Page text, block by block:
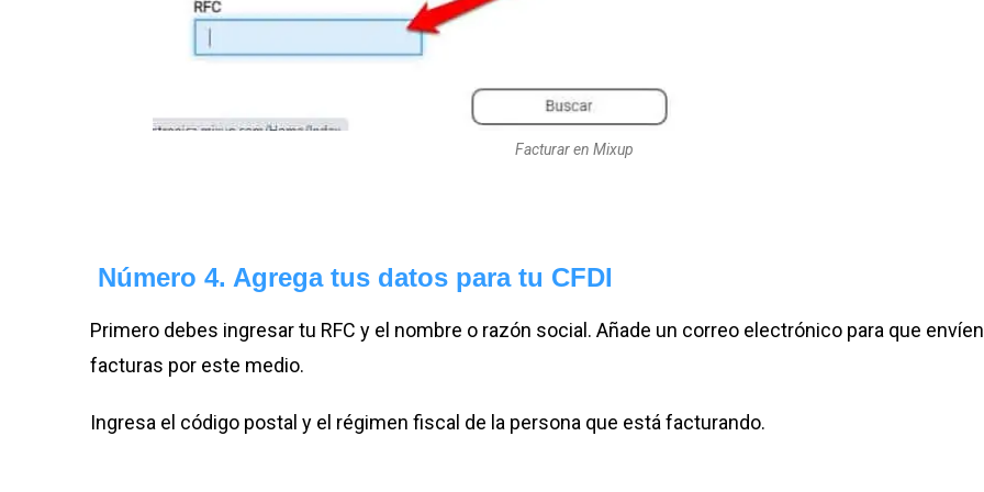
Facturar en Mixup
Número 4. Agrega tus datos para tu CFDI
Primero debes ingresar tu RFC y el nombre o razón social. Añade un correo electrónico para que
facturas por este medio.
Ingresa el código postal y el régimen fiscal de la persona que está facturando.